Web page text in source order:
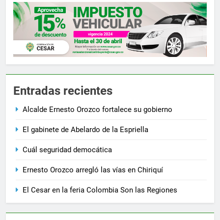
Entradas recientes
Alcalde Ernesto Orozco fortalece su gobierno
El gabinete de Abelardo de la Espriella
Cuál seguridad democática
Ernesto Orozco arregló las vías en Chiriquí
El Cesar en la feria Colombia Son las Regiones